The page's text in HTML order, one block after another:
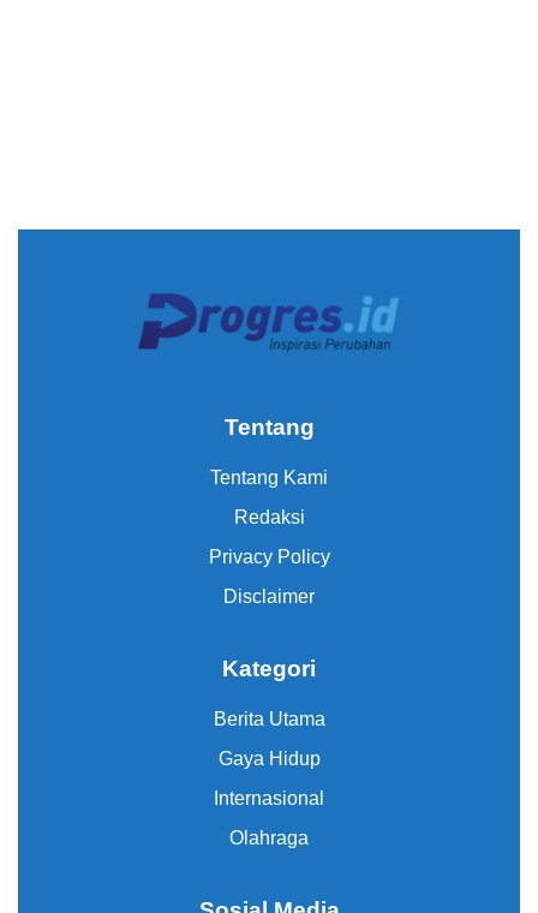
Tentang
Tentang Kami
Redaksi
Privacy Policy
Disclaimer
Kategori
Berita Utama
Gaya Hidup
Internasional
Olahraga